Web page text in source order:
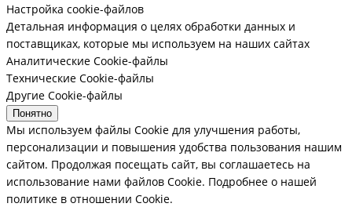
Настройка cookie-файлов
Детальная информация о целях обработки данных и
поставщиках, которые мы используем на наших сайтах
Аналитические Cookie-файлы
Технические Cookie-файлы
Другие Cookie-файлы
Понятно
Мы используем файлы Cookie для улучшения работы,
персонализации и повышения удобства пользования нашим
сайтом. Продолжая посещать сайт, вы соглашаетесь на
использование нами файлов Cookie. Подробнее о нашей
политике в отношении Cookie.